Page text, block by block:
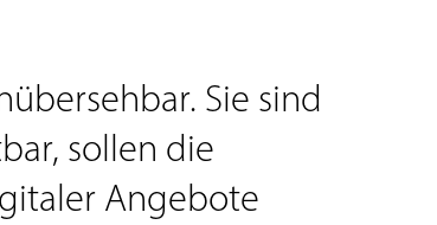
Sie sind
sollen die
Angebote